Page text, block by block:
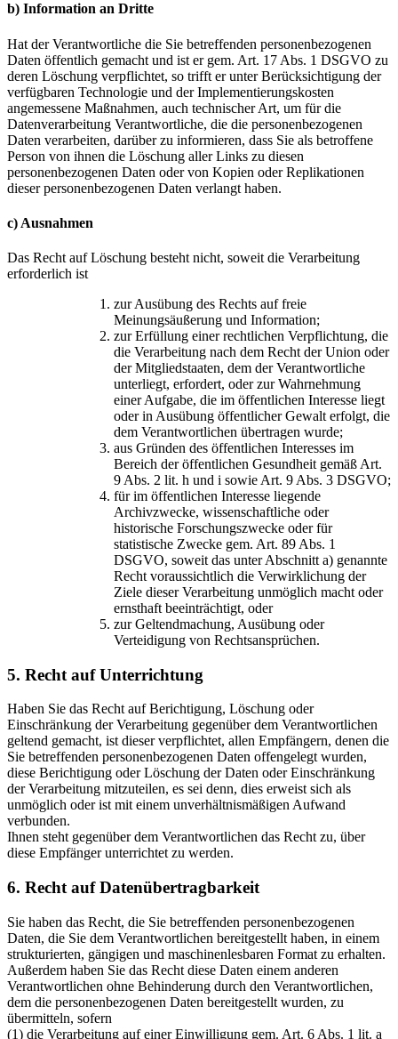
b) Information an Dritte
Hat der Verantwortliche die Sie betreffenden personenbezogenen
Daten öffentlich gemacht und ist er gem. Art. 17 Abs. 1 DSGVO zu
deren Löschung verpflichtet, so trifft er unter Berücksichtigung der
verfügbaren Technologie und der Implementierungskosten
angemessene Maßnahmen, auch technischer Art, um für die
Datenverarbeitung Verantwortliche, die die personenbezogenen
Daten verarbeiten, darüber zu informieren, dass Sie als betroffene
Person von ihnen die Löschung aller Links zu diesen
personenbezogenen Daten oder von Kopien oder Replikationen
dieser personenbezogenen Daten verlangt haben.
c) Ausnahmen
Das Recht auf Löschung besteht nicht, soweit die Verarbeitung
erforderlich ist
zur Ausübung des Rechts auf freie
Meinungsäußerung und Information;
zur Erfüllung einer rechtlichen Verpflichtung, die
die Verarbeitung nach dem Recht der Union oder
der Mitgliedstaaten, dem der Verantwortliche
unterliegt, erfordert, oder zur Wahrnehmung
einer Aufgabe, die im öffentlichen Interesse liegt
oder in Ausübung öffentlicher Gewalt erfolgt, die
dem Verantwortlichen übertragen wurde;
aus Gründen des öffentlichen Interesses im
Bereich der öffentlichen Gesundheit gemäß Art.
9 Abs. 2 lit. h und i sowie Art. 9 Abs. 3 DSGVO;
für im öffentlichen Interesse liegende
Archivzwecke, wissenschaftliche oder
historische Forschungszwecke oder für
statistische Zwecke gem. Art. 89 Abs. 1
DSGVO, soweit das unter Abschnitt a) genannte
Recht voraussichtlich die Verwirklichung der
Ziele dieser Verarbeitung unmöglich macht oder
ernsthaft beeinträchtigt, oder
zur Geltendmachung, Ausübung oder
Verteidigung von Rechtsansprüchen.
5. Recht auf Unterrichtung
Haben Sie das Recht auf Berichtigung, Löschung oder
Einschränkung der Verarbeitung gegenüber dem Verantwortlichen
geltend gemacht, ist dieser verpflichtet, allen Empfängern, denen die
Sie betreffenden personenbezogenen Daten offengelegt wurden,
diese Berichtigung oder Löschung der Daten oder Einschränkung
der Verarbeitung mitzuteilen, es sei denn, dies erweist sich als
unmöglich oder ist mit einem unverhältnismäßigen Aufwand
verbunden.
Ihnen steht gegenüber dem Verantwortlichen das Recht zu, über
diese Empfänger unterrichtet zu werden.
6. Recht auf Datenübertragbarkeit
Sie haben das Recht, die Sie betreffenden personenbezogenen
Daten, die Sie dem Verantwortlichen bereitgestellt haben, in einem
strukturierten, gängigen und maschinenlesbaren Format zu erhalten.
Außerdem haben Sie das Recht diese Daten einem anderen
Verantwortlichen ohne Behinderung durch den Verantwortlichen,
dem die personenbezogenen Daten bereitgestellt wurden, zu
übermitteln, sofern
(1) die Verarbeitung auf einer Einwilligung gem. Art. 6 Abs. 1 lit. a